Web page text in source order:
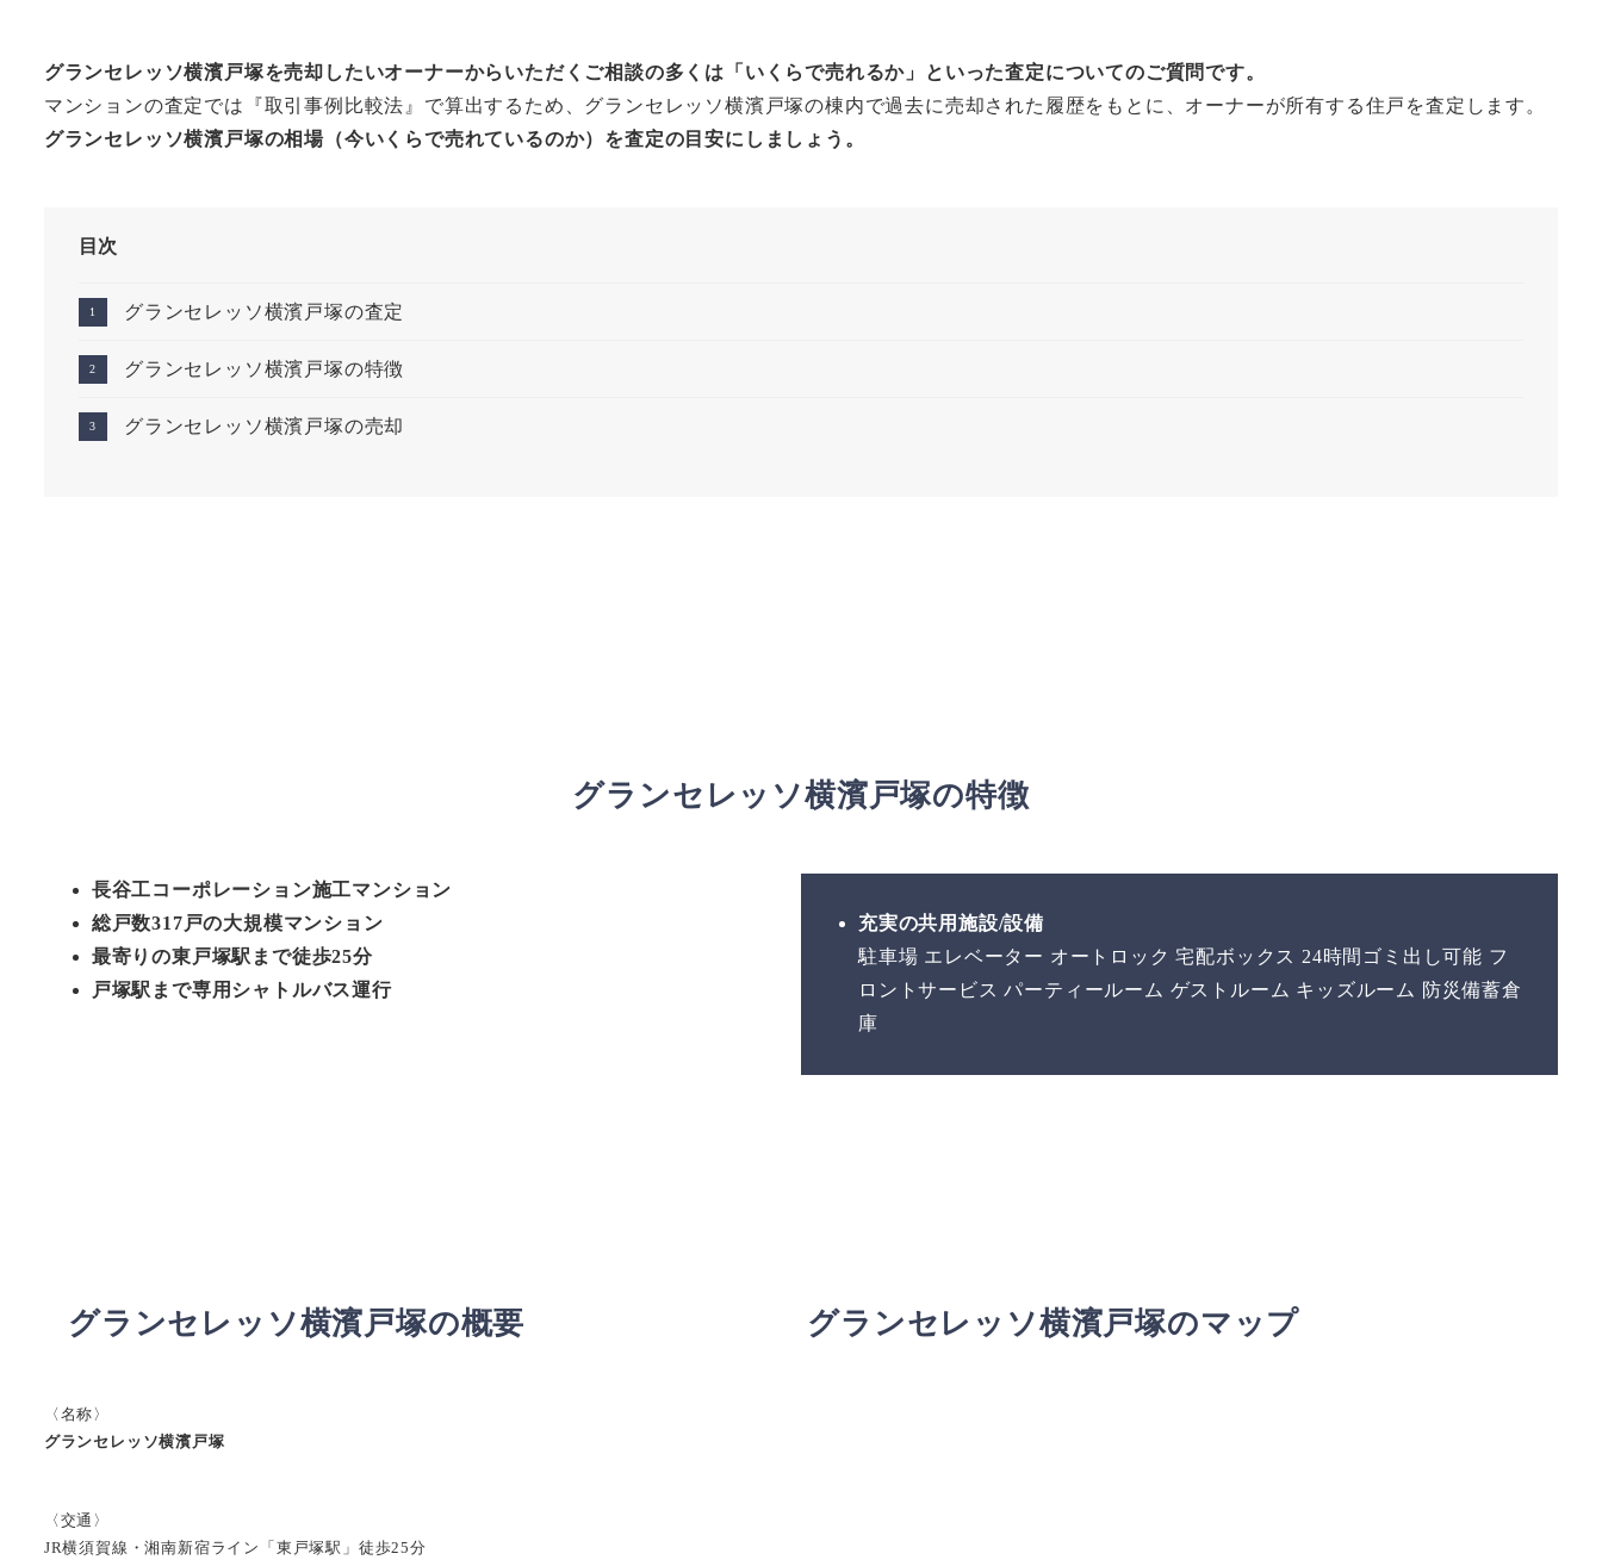
グランセレッソ横濱戸塚を売却したいオーナーからいただくご相談の多くは「いくらで売れるか」といった査定についてのご質問です。
マンションの査定では『取引事例比較法』で算出するため、グランセレッソ横濱戸塚の棟内で過去に売却された履歴をもとに、オーナーが所有する住戸を査定します。
グランセレッソ横濱戸塚の相場（今いくらで売れているのか）を査定の目安にしましょう。
目次
グランセレッソ横濱戸塚の査定
グランセレッソ横濱戸塚の特徴
グランセレッソ横濱戸塚の売却
グランセレッソ横濱戸塚の特徴
長谷工コーポレーション施工マンション
総戸数317戸の大規模マンション
最寄りの東戸塚駅まで徒歩25分
戸塚駅まで専用シャトルバス運行
充実の共用施設/設備
駐車場 エレベーター オートロック 宅配ボックス 24時間ゴミ出し可能 フ
ロントサービス パーティールーム ゲストルーム キッズルーム 防災備蓄倉
庫
グランセレッソ横濱戸塚の概要
〈名称〉
グランセレッソ横濱戸塚
〈交通〉
JR横須賀線・湘南新宿ライン「東戸塚駅」徒歩25分
グランセレッソ横濱戸塚のマップ